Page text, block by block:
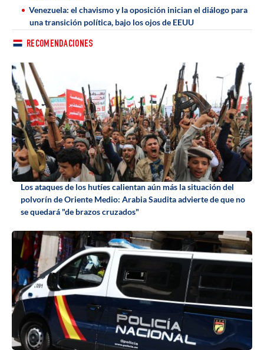
Venezuela: el chavismo y la oposición inician el diálogo para
una transición política, bajo los ojos de EEUU
RECOMENDACIONES
Los ataques de los hutíes calientan aún más la situación del
polvorín de Oriente Medio: Arabia Saudita advierte de que no
se quedará "de brazos cruzados"